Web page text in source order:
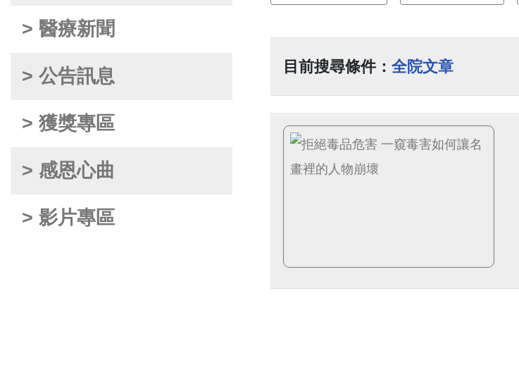
> 醫療新聞
> 公告訊息
> 獲獎專區
> 感恩心曲
> 影片專區
目前搜尋條件： 全院文章